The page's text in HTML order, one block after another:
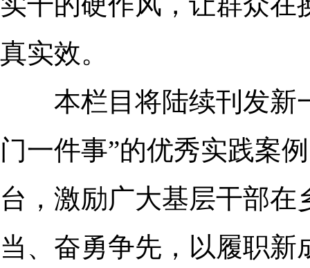
真实效。
本栏目将陆续刊发新一
门一件事”的优秀实践案
台，激励广大基层干部
当、奋勇争先，以履职